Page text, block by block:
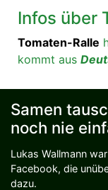
Infos über
Tomaten-Ralle
kommt aus
Samen
noch nie
Lukas Wallmann
Facebook, die
dazu.